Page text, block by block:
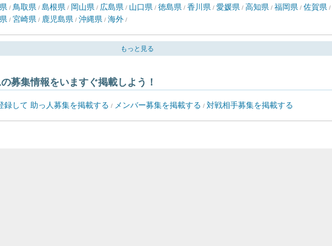
/ 鳥取県 / 島根県 / 岡山県 / 広島県 / 山口県 / 徳島県 / 香川県 / 愛媛県 / 高知県 / 福岡県 / 佐賀県 /
/ 宮崎県 / 鹿児島県 / 沖縄県 / 海外 /
もっと見る
募集情報をいますぐ掲載しよう！
録して 助っ人募集を掲載する / メンバー募集を掲載する / 対戦相手募集を掲載する